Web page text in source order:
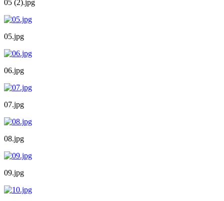
05 (2).jpg
05.jpg
06.jpg
07.jpg
08.jpg
09.jpg